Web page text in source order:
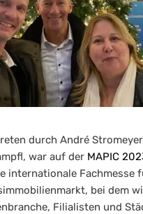
durch André
war auf der MAPIC
internationale Fachmesse
bei dem
Filialisten und